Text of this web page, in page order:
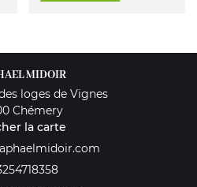
MIDOIR
loges de Vignes
Chémery
la carte